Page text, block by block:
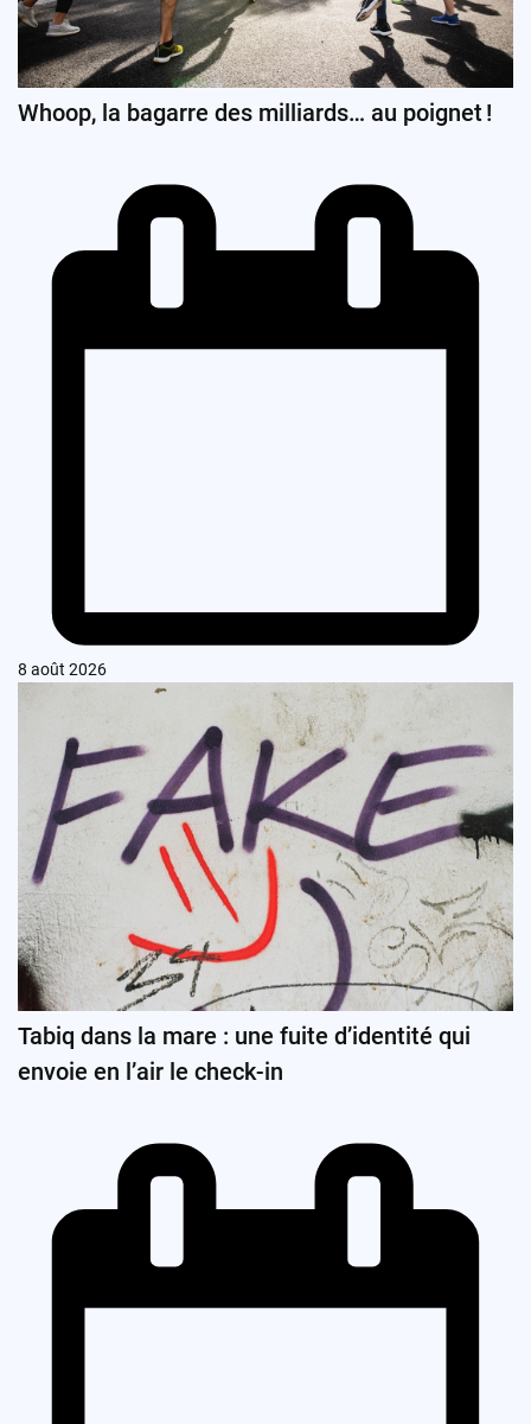
Whoop, la bagarre des milliards… au poignet !
8 août 2026
Tabiq dans la mare : une fuite d’identité qui
envoie en l’air le check-in